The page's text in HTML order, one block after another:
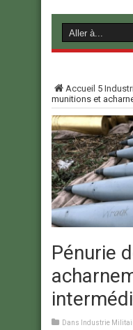
Accueil 5
munitions et
Pénurie
Dans Industrie